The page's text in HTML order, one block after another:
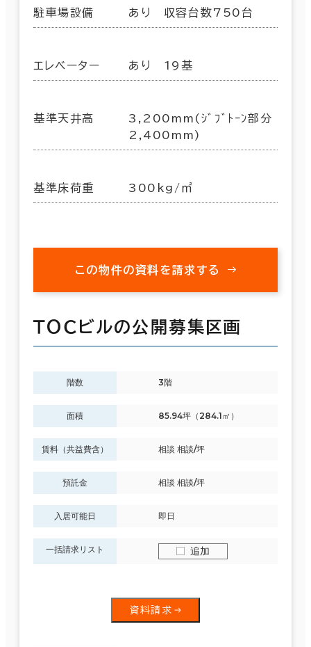
駐車場設備 あり 収容台数750台
エレベーター あり 19基
基準天井高
3,200mm(ｼﾞﾌﾞﾄｰﾝ部分
2,400mm)
基準床荷重 300kg/㎡
この物件の資料を請求する
ＴＯＣビルの公開募集区画
階数 3階
面積 85.94坪（284.1㎡）
賃料（共益費含） 相談 相談/坪
預託金 相談 相談/坪
入居可能日 即日
一括請求リスト 追加
資料請求